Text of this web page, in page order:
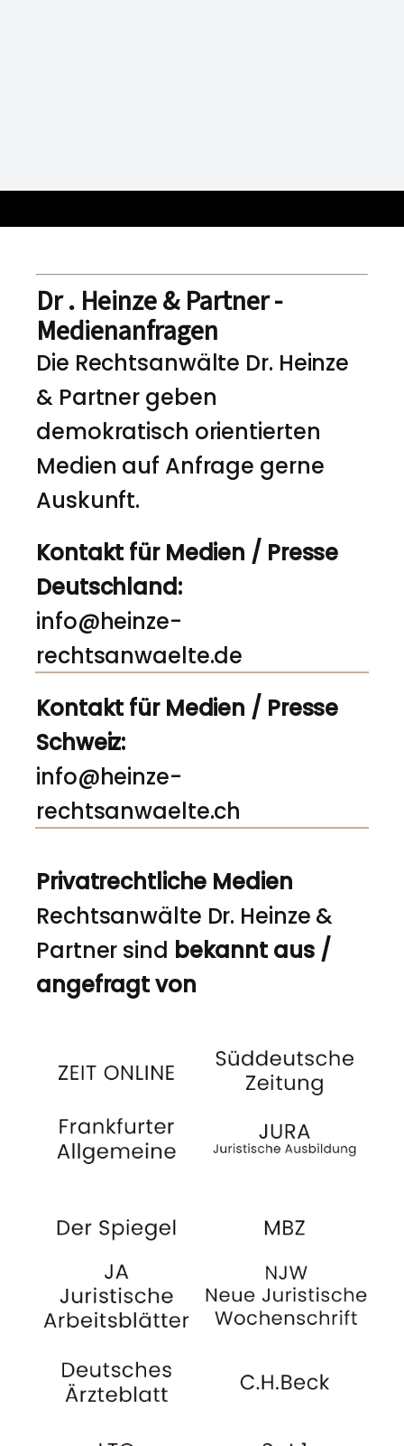
Dr . Heinze & Partner -
Medienanfragen
Die Rechtsanwälte Dr. Heinze
& Partner geben
demokratisch orientierten
Medien auf Anfrage gerne
Auskunft.
Kontakt für Medien / Presse
Deutschland:
info@heinze-
rechtsanwaelte.de
Kontakt für Medien / Presse
Schweiz:
info@heinze-
rechtsanwaelte.ch
Privatrechtliche Medien
Rechtsanwälte Dr. Heinze &
Partner sind bekannt aus /
angefragt von